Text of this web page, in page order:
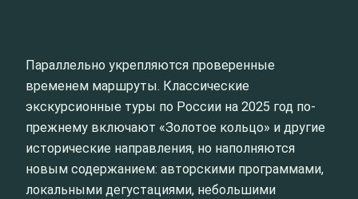
Параллельно укрепляются проверенные
временем маршруты. Классические
экскурсионные туры по России на 2025 год по-
прежнему включают «Золотое кольцо» и другие
исторические направления, но наполняются
новым содержанием: авторскими программами,
локальными дегустациями, небольшими